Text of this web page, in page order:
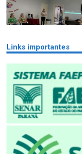
Links importantes